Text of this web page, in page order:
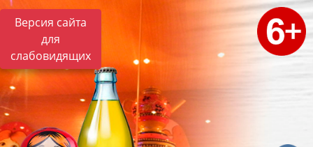
Версия сайта
для
слабовидящих